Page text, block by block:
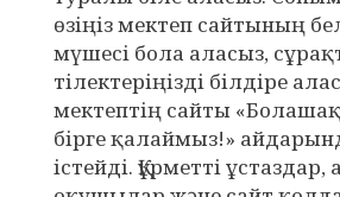
өзіңіз мектеп сайтының
мүшесі бола аласыз,
тілектеріңізді білдіре
мектептің сайты
бірге қалаймыз!»
істейді. Құрметті